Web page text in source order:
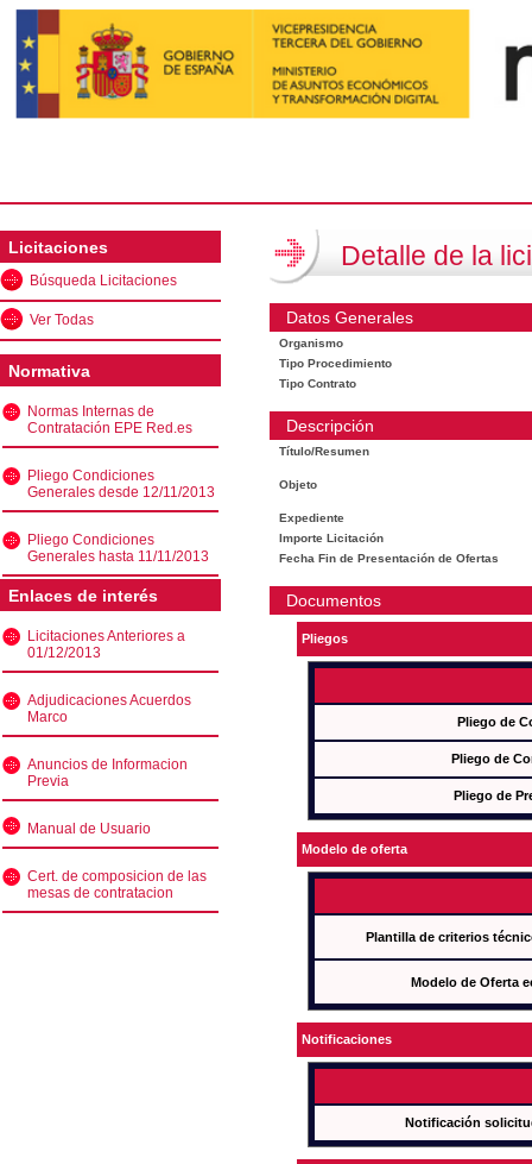
Licitaciones
Búsqueda Licitaciones
Ver Todas
Normativa
Normas Internas de
Contratación EPE Red.es
Pliego Condiciones
Generales desde 12/11/2013
Pliego Condiciones
Generales hasta 11/11/2013
Enlaces de interés
Licitaciones Anteriores a
01/12/2013
Adjudicaciones Acuerdos
Marco
Anuncios de Informacion
Previa
Manual de Usuario
Cert. de composicion de las
mesas de contratacion
Detalle de la
Datos Generales
Organismo
Tipo Procedimiento
Tipo Contrato
Descripción
Título/Resumen
Objeto
Expediente
Importe Licitación
Fecha Fin de Presentación de Ofertas
Documentos
Pliegos
Pliego de
Pliego de
Pliego de
Modelo de oferta
Plantilla de criterios
Modelo de Oferta
Notificaciones
Notificación